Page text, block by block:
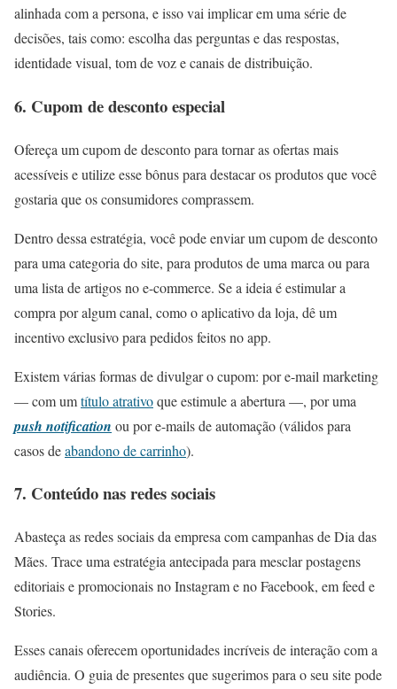
alinhada com a persona, e isso vai implicar em uma série de
decisões, tais como: escolha das perguntas e das respostas,
identidade visual, tom de voz e canais de distribuição.
6. Cupom de desconto especial
Ofereça um cupom de desconto para tornar as ofertas mais
acessíveis e utilize esse bônus para destacar os produtos que você
gostaria que os consumidores comprassem.
Dentro dessa estratégia, você pode enviar um cupom de desconto
para uma categoria do site, para produtos de uma marca ou para
uma lista de artigos no e-commerce. Se a ideia é estimular a
compra por algum canal, como o aplicativo da loja, dê um
incentivo exclusivo para pedidos feitos no app.
Existem várias formas de divulgar o cupom: por e-mail marketing
— com umtítulo atrativoque estimule a abertura —, por uma
push notification ou por e-mails de automação (válidos para
casos deabandono de carrinho).
7. Conteúdo nas redes sociais
Abasteça as redes sociais da empresa com campanhas de Dia das
Mães. Trace uma estratégia antecipada para mesclar postagens
editoriais e promocionais no Instagram e no Facebook, em feed e
Stories.
Esses canais oferecem oportunidades incríveis de interação com a
audiência. O guia de presentes que sugerimos para o seu site pode